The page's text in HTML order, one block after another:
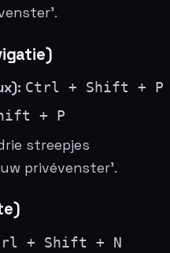
Ctrl + Shift + P
+ P
streepjes
privévenster’.
+ Shift + N